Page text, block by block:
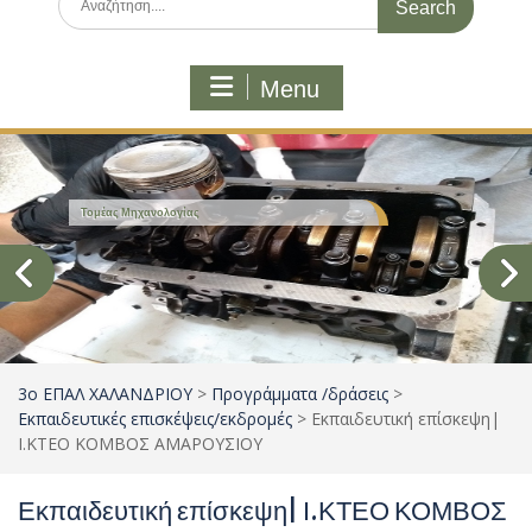
for:
Menu
Τομέας Μηχανολογίας
3ο ΕΠΑΛ ΧΑΛΑΝΔΡΙΟΥ > Προγράμματα /δράσεις >
Εκπαιδευτικές επισκέψεις/εκδρομές > Εκπαιδευτική επίσκεψη|
Ι.ΚΤΕΟ ΚΟΜΒΟΣ ΑΜΑΡΟΥΣΙΟΥ
Εκπαιδευτική επίσκεψη| Ι.ΚΤΕΟ ΚΟΜΒΟΣ